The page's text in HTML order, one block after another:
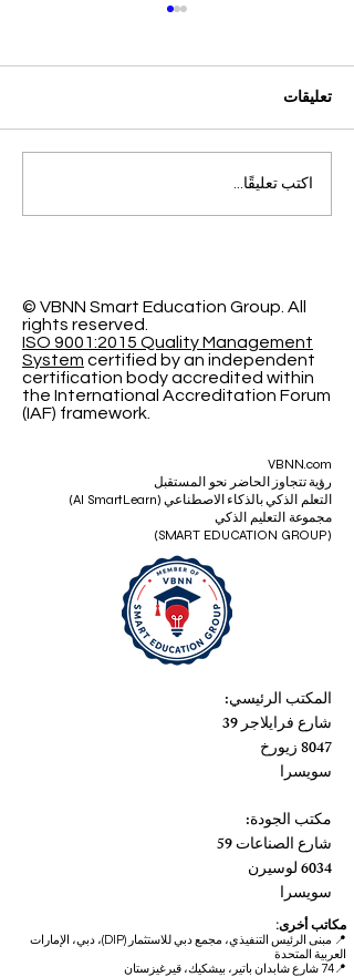
التميز الأكاديمي العالمي: افتح
آفاقاً جديدة مع الجامعة
تعليقات
اكتب تعليقًا...
© VBNN Smart Education Group. All
rights reserved.
ISO 9001:2015 Quality Management
System certified by an independent
certification body accredited within
the International Accreditation Forum
(IAF) framework.
VBNN.com
رؤية تتجاوز الحاضر نحو المستقبل
التعلم الذكي بالذكاء الاصطناعي (AI SmartLearn)
مجموعة التعليم الذكي
(SMART EDUCATION GROUP)
المكتب الرئيسي:
شارع فرايلاجر 39
8047 زيورخ
سويسرا
مكتب الجودة:
شارع الصناعات 59
6034 لوسيرن
سويسرا
مكاتب أخرى:
📍
مبنى الرئيس التنفيذي، مجمع دبي للاستثمار (DIP)، دبي، الإمارات
العربية المتحدة
📍74 شارع شابدان باتير، بيشكيك، قيرغيزستان